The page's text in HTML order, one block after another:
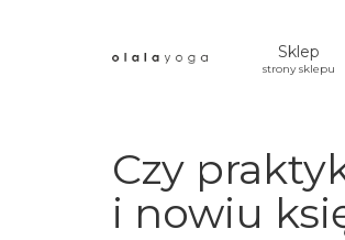
Sklep
strony sklepu
Czy
i nowiu